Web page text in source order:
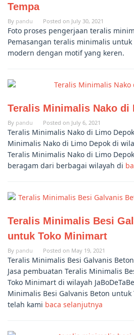
Tempa
By pandu Posted on July 30, 2021
Foto proses pengerjaan teralis
Pemasangan teralis minimalis
modern dengan motif yang keren.
Teralis Minimalis Nako di
By pandu Posted on July 6, 2021
Teralis Minimalis Nako di Limo
Minimalis Nako di Limo Depok di
Teralis Minimalis Nako di Limo
beragam dari berbagai wilayah di
Teralis Minimalis Besi
untuk Toko Minimart
By pandu Posted on May 19, 2021
Teralis Minimalis Besi Galvanis
Jasa pembuatan Teralis Minimalis
Toko Minimart di wilayah
Minimalis Besi Galvanis Beton
telah kami baca selanjutnya